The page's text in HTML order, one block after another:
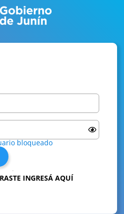
bloqueado
INGRESÁ AQUÍ